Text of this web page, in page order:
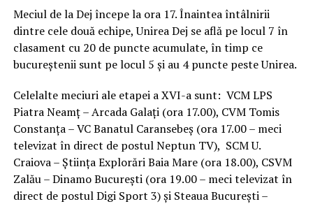
Meciul de la Dej începe la ora 17. Înaintea întâlnirii
dintre cele două echipe, Unirea Dej se află pe locul 7 în
clasament cu 20 de puncte acumulate, în timp ce
bucureștenii sunt pe locul 5 și au 4 puncte peste Unirea.
Celelalte meciuri ale etapei a XVI-a sunt: VCM LPS
Piatra Neamţ – Arcada Galați (ora 17.00), CVM Tomis
Constanța – VC Banatul Caransebeș (ora 17.00 – meci
televizat în direct de postul Neptun TV), SCM U.
Craiova – Ştiinţa Explorări Baia Mare (ora 18.00), CSVM
Zalău – Dinamo Bucureşti (ora 19.00 – meci televizat în
direct de postul Digi Sport 3) și Steaua București –